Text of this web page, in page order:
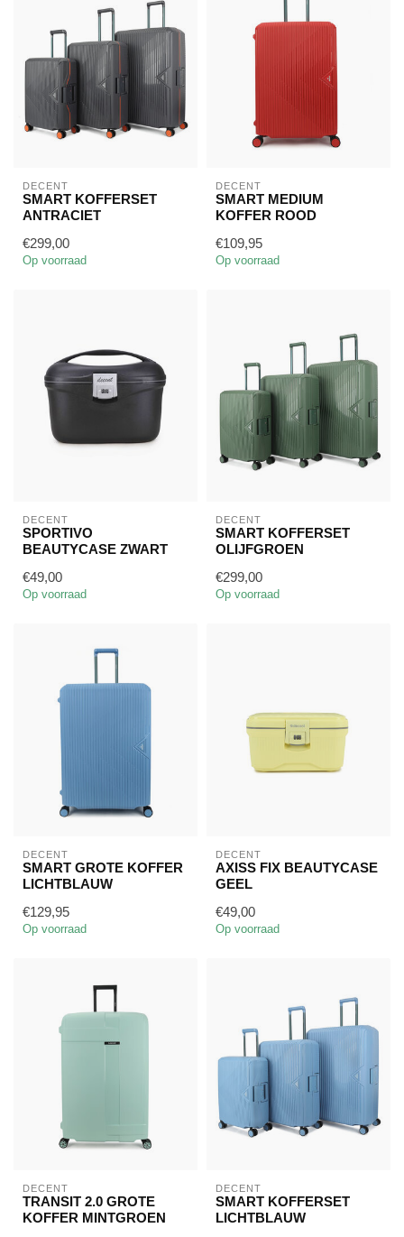
DECENT
SMART KOFFERSET
ANTRACIET
€299,00
Op voorraad
DECENT
SMART MEDIUM
KOFFER ROOD
€109,95
Op voorraad
DECENT
SPORTIVO
BEAUTYCASE ZWART
€49,00
Op voorraad
DECENT
SMART KOFFERSET
OLIJFGROEN
€299,00
Op voorraad
DECENT
SMART GROTE KOFFER
LICHTBLAUW
€129,95
Op voorraad
DECENT
AXISS FIX BEAUTYCASE
GEEL
€49,00
Op voorraad
DECENT
TRANSIT 2.0 GROTE
KOFFER MINTGROEN
DECENT
SMART KOFFERSET
LICHTBLAUW